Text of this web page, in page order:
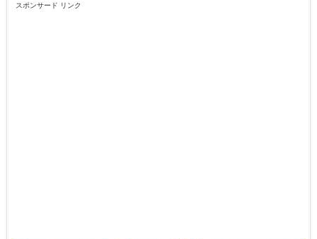
スポンサード リンク